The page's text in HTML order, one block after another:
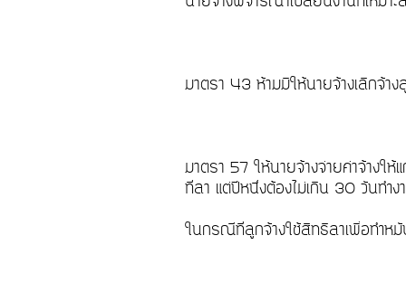
มาตรา 43 ห้ามมิให้นายจ้างเลิกจ้า
มาตรา 57 ให้นายจ้างจ่ายค่าจ้างให้
ที่ลา แต่ปีหนึ่งต้องไม่เกิน 30 วันทำ
ในกรณีที่ลูกจ้างใช้สิทธิลาเพื่อทำห